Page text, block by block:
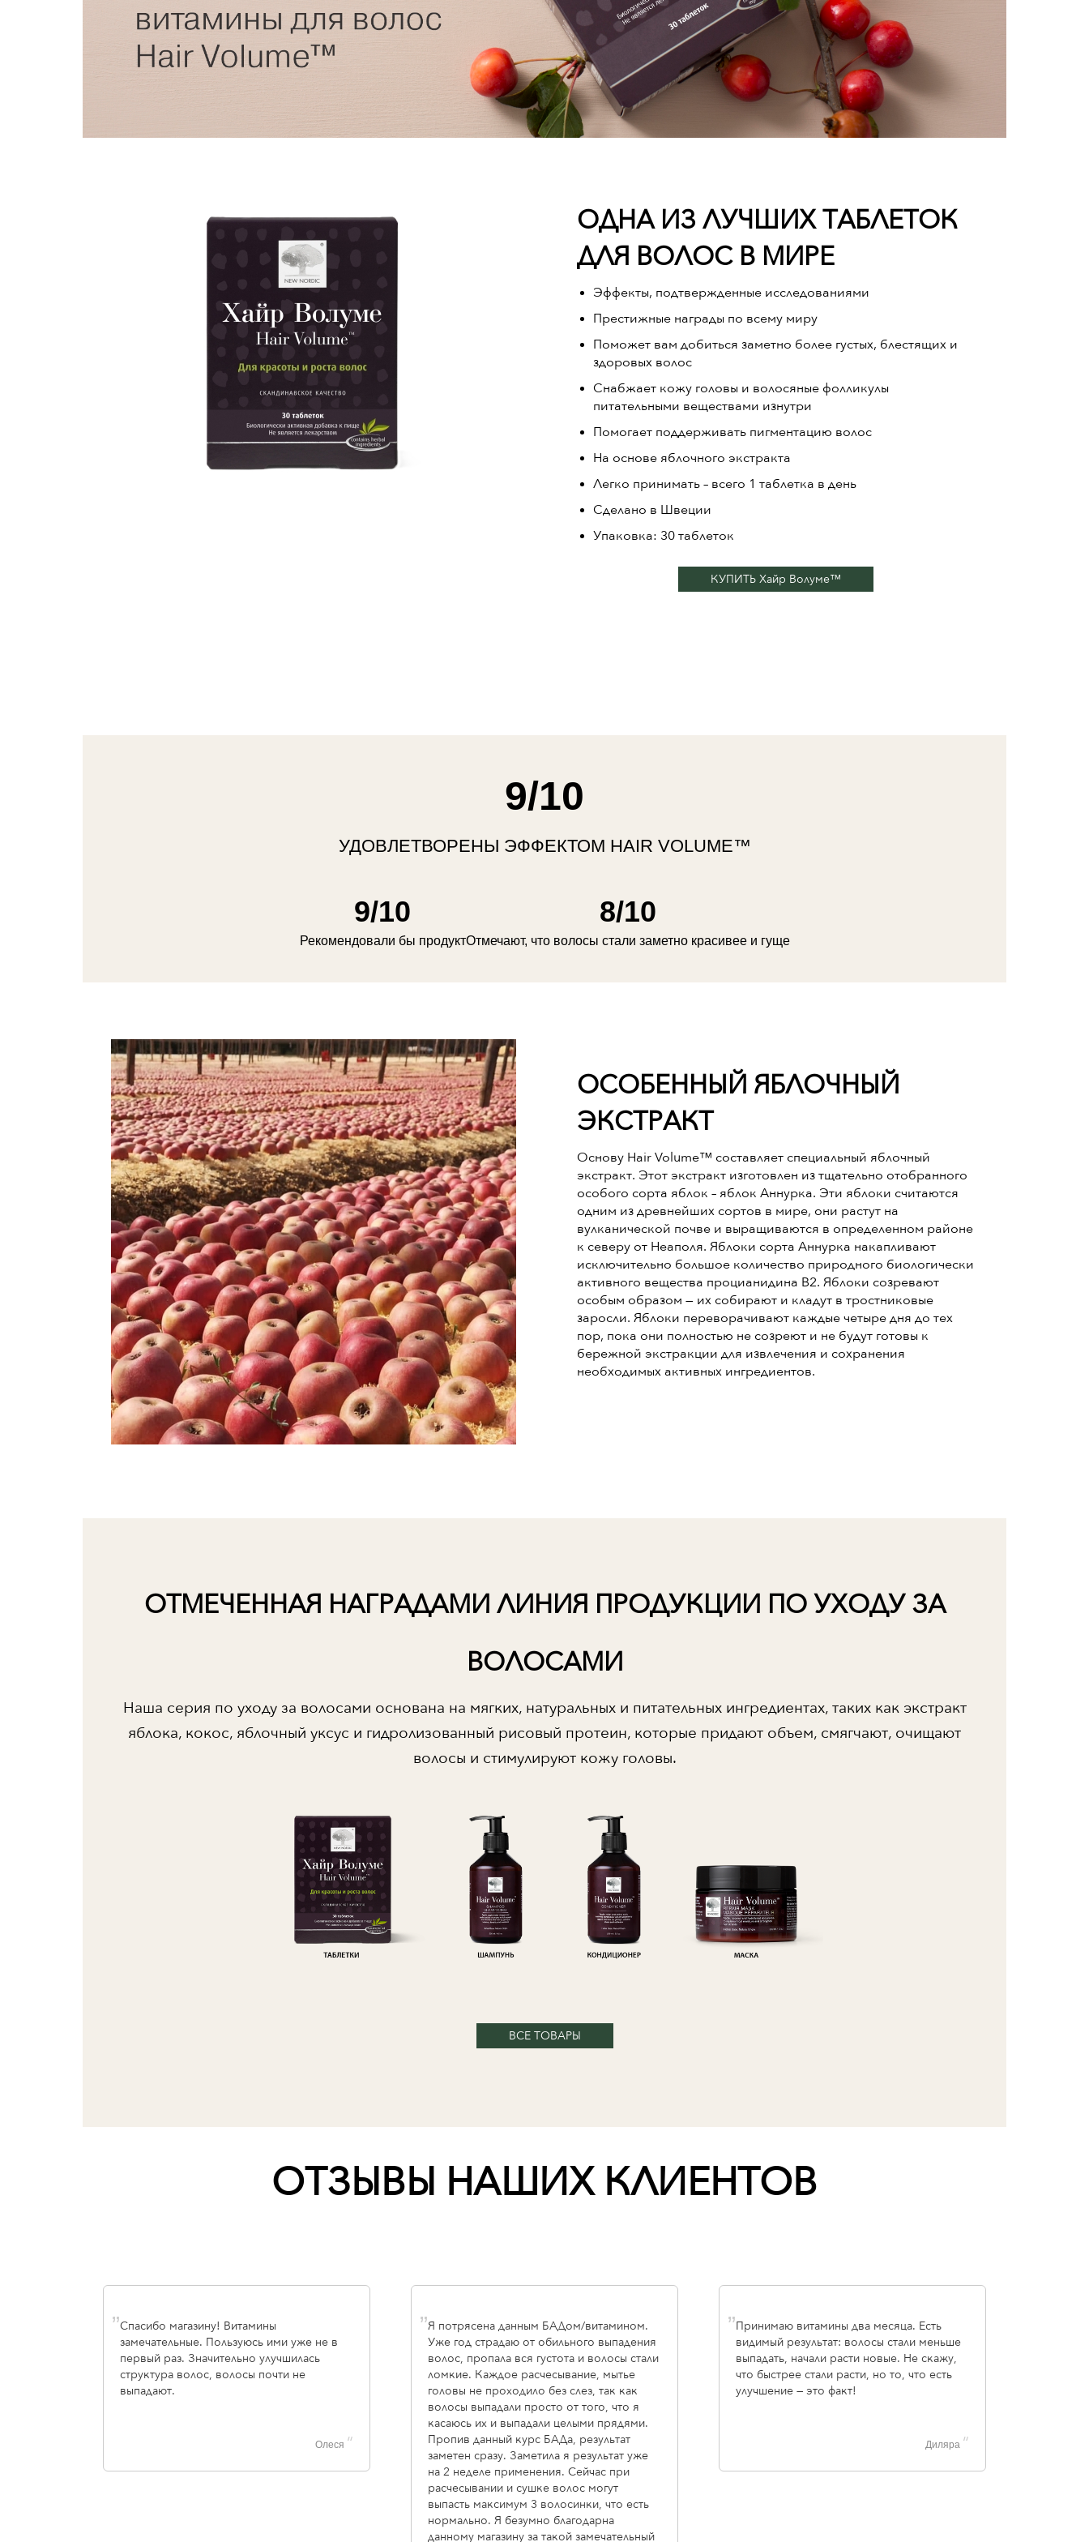
ОДНА ИЗ ЛУЧШИХ ТАБЛЕТОК
ДЛЯ ВОЛОС В МИРЕ
Эффекты, подтвержденные исследованиями
Престижные награды по всему миру
Поможет вам добиться заметно более густых, блестящих и
здоровых волос
Снабжает кожу головы и волосяные фолликулы
питательными веществами изнутри
Помогает поддерживать пигментацию волос
На основе яблочного экстракта
Легко принимать – всего 1 таблетка в день
Сделано в Швеции
Упаковка: 30 таблеток
КУПИТЬ Хайр Волуме™
9/10
УДОВЛЕТВОРЕНЫ ЭФФЕКТОМ HAIR VOLUME™
9/10
Рекомендовали бы продукт
8/10
Отмечают, что волосы стали заметно красивее и гуще
ОСОБЕННЫЙ ЯБЛОЧНЫЙ
ЭКСТРАКТ
Основу Hair Volume™ составляет специальный яблочный
экстракт. Этот экстракт изготовлен из тщательно отобранного
особого сорта яблок – яблок Аннурка. Эти яблоки считаются
одним из древнейших сортов в мире, они растут на
вулканической почве и выращиваются в определенном районе
к северу от Неаполя. Яблоки сорта Аннурка накапливают
исключительно большое количество природного биологически
активного вещества процианидина В2. Яблоки созревают
особым образом — их собирают и кладут в тростниковые
заросли. Яблоки переворачивают каждые четыре дня до тех
пор, пока они полностью не созреют и не будут готовы к
бережной экстракции для извлечения и сохранения
необходимых активных ингредиентов.
ОТМЕЧЕННАЯ НАГРАДАМИ ЛИНИЯ ПРОДУКЦИИ ПО УХОДУ ЗА
ВОЛОСАМИ
Наша серия по уходу за волосами основана на мягких, натуральных и питательных ингредиентах, таких как экстракт
яблока, кокос, яблочный уксус и гидролизованный рисовый протеин, которые придают объем, смягчают, очищают
волосы и стимулируют кожу головы.
ВСЕ ТОВАРЫ
ОТЗЫВЫ НАШИХ КЛИЕНТОВ
„
Спасибо магазину! Витамины
замечательные. Пользуюсь ими уже не в
первый раз. Значительно улучшилась
структура волос, волосы почти не
выпадают.
Олеся “
„
Я потрясена данным БАДом/витамином.
Уже год страдаю от обильного выпадения
волос, пропала вся густота и волосы стали
ломкие. Каждое расчесывание, мытье
головы не проходило без слез, так как
волосы выпадали просто от того, что я
касаюсь их и выпадали целыми прядями.
Пропив данный курс БАДа, результат
заметен сразу. Заметила я результат уже
на 2 неделе применения. Сейчас при
расчесывании и сушке волос могут
выпасть максимум 3 волосинки, что есть
нормально. Я безумно благодарна
данному магазину за такой замечательный
„
Принимаю витамины два месяца. Есть
видимый результат: волосы стали меньше
выпадать, начали расти новые. Не скажу,
что быстрее стали расти, но то, что есть
улучшение — это факт!
Диляра “